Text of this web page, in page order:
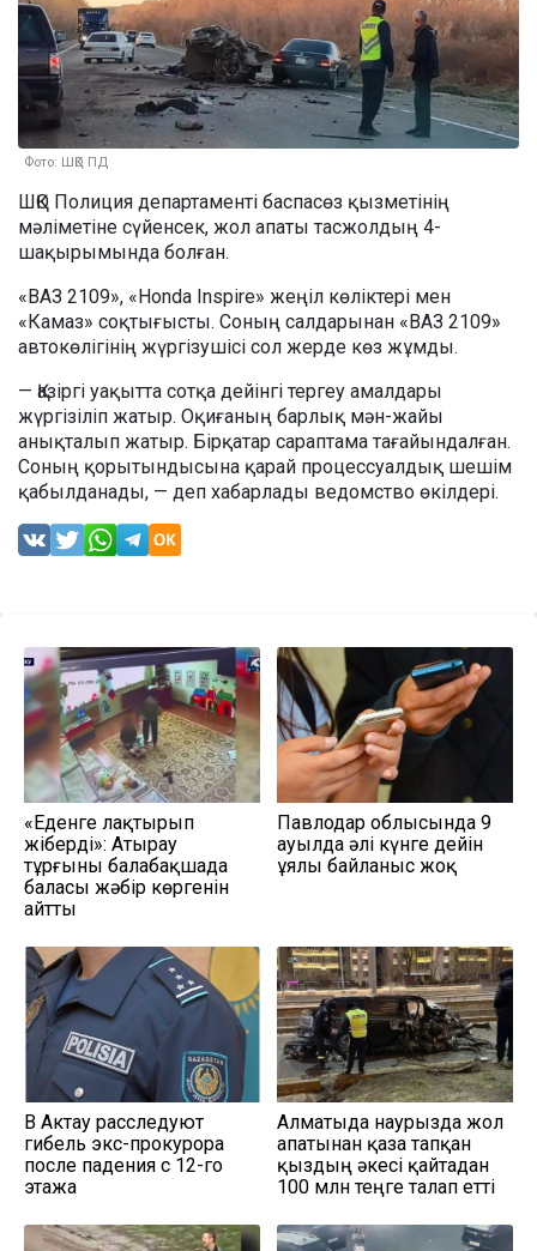
Фото: ШҚО ПД
ШҚО Полиция департаменті баспасөз қызметінің
мәліметіне сүйенсек, жол апаты тасжолдың 4-
шақырымында болған.
«ВАЗ 2109», «Honda Inspire» жеңіл көліктері мен
«Камаз» соқтығысты. Соның салдарынан «ВАЗ 2109»
автокөлігінің жүргізушісі сол жерде көз жұмды.
— Қазіргі уақытта сотқа дейінгі тергеу амалдары
жүргізіліп жатыр. Оқиғаның барлық мән-жайы
анықталып жатыр. Бірқатар сараптама тағайындалған.
Соның қорытындысына қарай процессуалдық шешім
қабылданады, — деп хабарлады ведомство өкілдері.
«Еденге лақтырып
жіберді»: Атырау
тұрғыны балабақшада
баласы жәбір көргенін
айтты
Павлодар облысында 9
ауылда әлі күнге дейін
ұялы байланыс жоқ
В Актау расследуют
гибель экс-прокурора
после падения с 12-го
этажа
Алматыда наурызда жол
апатынан қаза тапқан
қыздың әкесі қайтадан
100 млн теңге талап етті